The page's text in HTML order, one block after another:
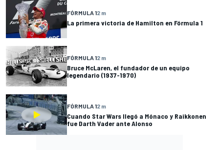
FÓRMULA 12 m
La primera victoria de Hamilton en Fórmula 1
FÓRMULA 12 m
Bruce McLaren, el fundador de un equipo
legendario (1937-1970)
FÓRMULA 12 m
Cuando Star Wars llegó a Mónaco y Raikkonen
fue Darth Vader ante Alonso